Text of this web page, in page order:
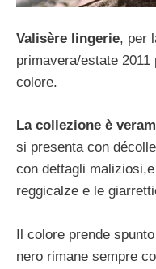
Valisère lingerie, per
primavera/estate
colore.
La collezione è
si presenta con
con dettagli
reggicalze e le
Il colore prende
nero rimane sempre